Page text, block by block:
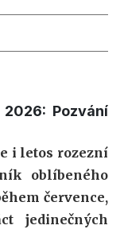
Pozvání
i letos rozezní
oblíbeného
července,
jedinečných